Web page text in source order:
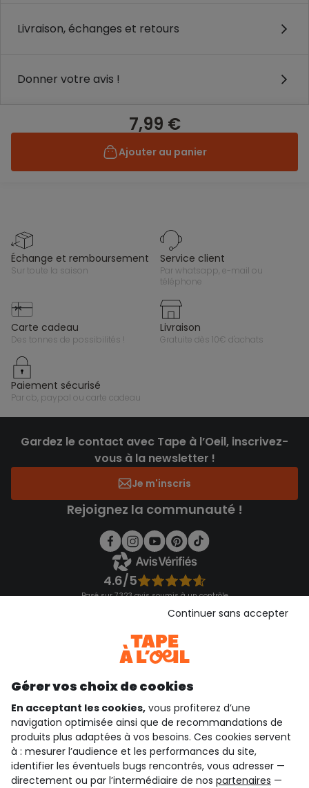
Livraison, échanges et retours
Donner votre avis !
7,99 €
Ajouter au panier
échange et remboursement
sur toute la saison
service client
par whatsapp, e-mail ou
téléphone
carte cadeau
des tonnes de possibilités !
livraison
gratuite dès 10€ d'achats
paiement sécurisé
par cb, paypal ou carte cadeau
Gardez le contact avec Tape à l’Oeil, inscrivez-
vous à la newsletter !
Je m'inscris
Rejoignez la communauté !
4.6/5
Basé sur 7 323 avis soumis à un contrôle
Consulter les CGU
qui sommes-nous ?
besoin d'aide ?
Gérer vos choix de cookies
En acceptant les cookies, vous profiterez d’une
navigation optimisée ainsi que de recommandations de
produits plus adaptées à vos besoins. Ces cookies servent
à : mesurer l’audience et les performances du site,
identifier les éventuels bugs rencontrés, vous adresser —
directement ou par l’intermédiaire de nos partenaires —
Continuer sans accepter